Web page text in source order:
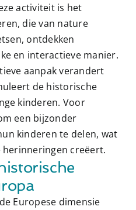
activiteit is het
die van nature
ontdekken
en interactieve manier.
aanpak verandert
de historische
kinderen. Voor
een ​​bijzonder
kinderen te delen, wat
creëert.
Europese dimensie